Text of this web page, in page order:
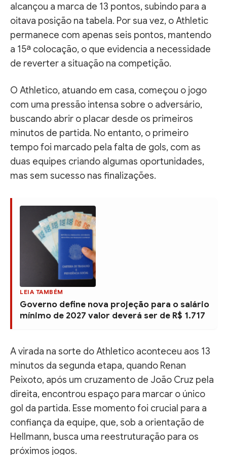
alcançou a marca de 13 pontos, subindo para a
oitava posição na tabela. Por sua vez, o Athletic
permanece com apenas seis pontos, mantendo
a 15ª colocação, o que evidencia a necessidade
de reverter a situação na competição.
O Athletico, atuando em casa, começou o jogo
com uma pressão intensa sobre o adversário,
buscando abrir o placar desde os primeiros
minutos de partida. No entanto, o primeiro
tempo foi marcado pela falta de gols, com as
duas equipes criando algumas oportunidades,
mas sem sucesso nas finalizações.
LEIA TAMBÉM
Governo define nova projeção para o salário
mínimo de 2027 valor deverá ser de R$ 1.717
A virada na sorte do Athletico aconteceu aos 13
minutos da segunda etapa, quando Renan
Peixoto, após um cruzamento de João Cruz pela
direita, encontrou espaço para marcar o único
gol da partida. Esse momento foi crucial para a
confiança da equipe, que, sob a orientação de
Hellmann, busca uma reestruturação para os
próximos jogos.